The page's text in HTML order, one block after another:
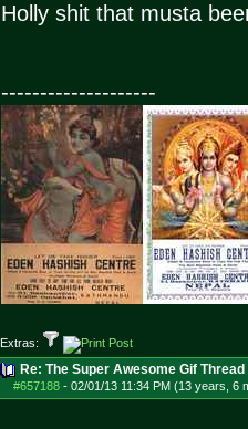
Holly shit that musta
--------------------
Extras:
Re: The Super Awesome Gif Thread
#657188- 02/01/13 11:34 PM (13 years, 6